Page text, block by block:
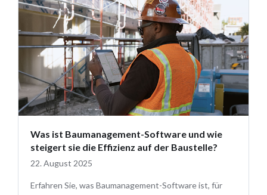
Was ist Baumanagement-Software und wie
steigert sie die Effizienz auf der Baustelle?
22. August 2025
Erfahren Sie, was Baumanagement-Software ist, für